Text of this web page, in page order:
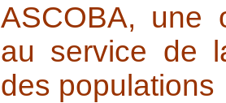
ASCOBA, une
au service de
des populations